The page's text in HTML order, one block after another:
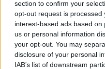
section to confirm your
opt-out request is processed
interest-based ads based
us or personal information
your opt-out. You may
disclosure of your personal
IAB’s list of downstream
Magyarországon a
általában május elejétől
pontos dátumokat
meg.
Miért kell védeni az